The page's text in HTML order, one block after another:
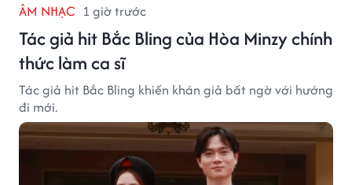
ÂM NHẠC 1 giờ trước
Tác giả hit Bắc Bling của Hòa Minzy chính
thức làm ca sĩ
Tác giả hit Bắc Bling khiến khán giả bất ngờ với hướng
đi mới.